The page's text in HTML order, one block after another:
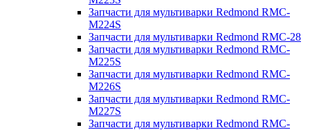
Запчасти для мультиварки Redmond RMC-
M224S
Запчасти для мультиварки Redmond RMC-28
Запчасти для мультиварки Redmond RMC-
M225S
Запчасти для мультиварки Redmond RMC-
M226S
Запчасти для мультиварки Redmond RMC-
M227S
Запчасти для мультиварки Redmond RMC-